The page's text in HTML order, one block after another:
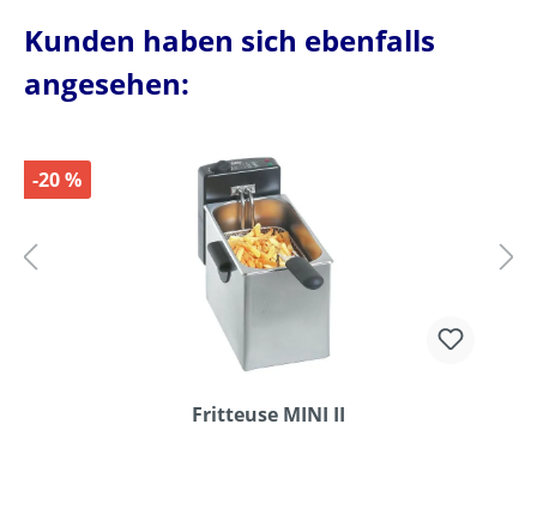
Kunden haben sich ebenfalls
angesehen:
-20 %
Fritteuse MINI II